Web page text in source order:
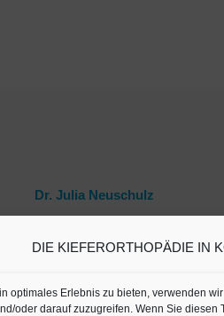
DIE KIEFERORTHOPÄDIE IN
optimales Erlebnis zu bieten, verwenden
oder darauf zuzugreifen. Wenn Sie
Dr. Julia Neuschulz